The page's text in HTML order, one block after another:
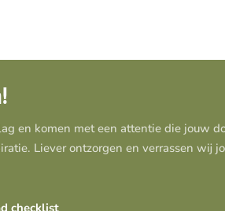
en komen met een attentie die jouw
Liever ontzorgen en verrassen wij